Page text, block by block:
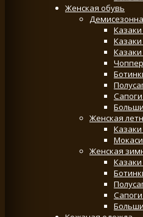
Женская обувь
Казаки
Женская
Женская